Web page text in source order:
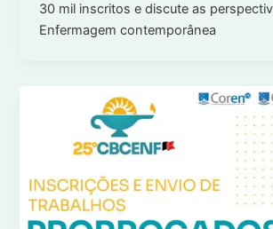
30 mil inscritos e discute as
Enfermagem contemporânea